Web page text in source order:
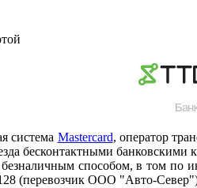
система Mastercard, оператор
бесконтактными
безналичным способом, в том по
(перевозчик ООО "Авто-